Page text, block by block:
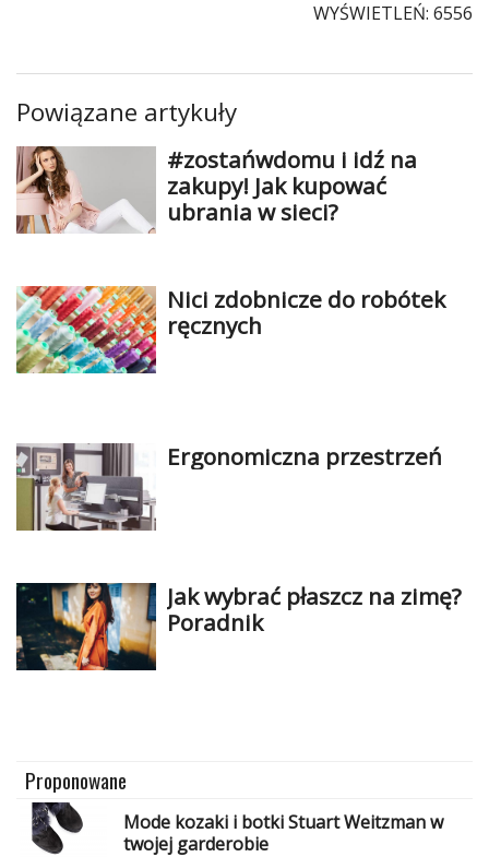
WYŚWIETLEŃ: 6556
Powiązane artykuły
#zostańwdomu i idź na
zakupy! Jak kupować
ubrania w sieci?
Nici zdobnicze do robótek
ręcznych
Ergonomiczna przestrzeń
Jak wybrać płaszcz na zimę?
Poradnik
Proponowane
Mode kozaki i botki Stuart Weitzman w
twojej garderobie